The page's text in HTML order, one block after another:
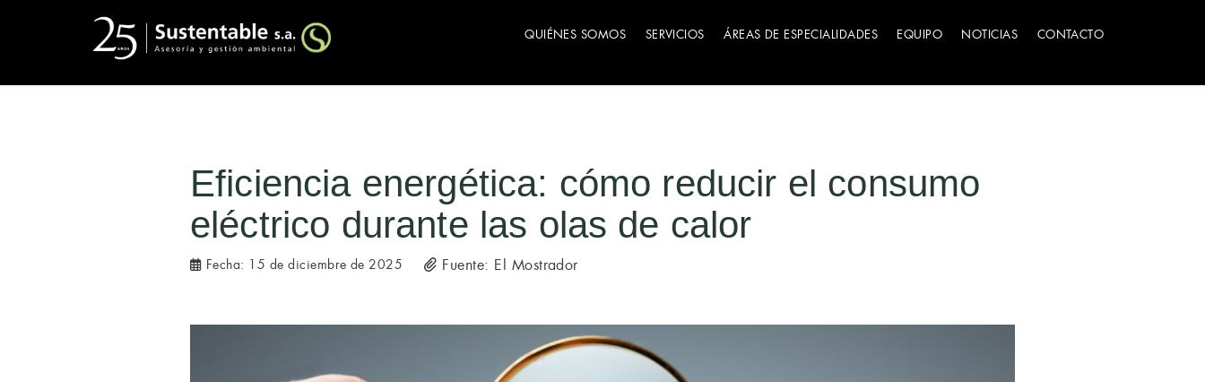
QUIÉNES SOMOS SERVICIOS ÁREAS DE ESPECIALIDADES EQUIPO NOTICIAS CONTACTO
Eficiencia energética: cómo reducir el consumo
eléctrico durante las olas de calor
Fecha: 15 de diciembre de 2025 Fuente: El Mostrador